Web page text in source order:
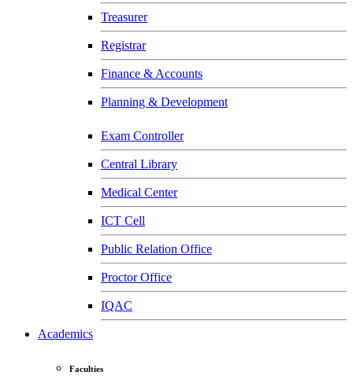
Treasurer
Registrar
Finance & Accounts
Planning & Development
Exam Controller
Central Library
Medical Center
ICT Cell
Public Relation Office
Proctor Office
IQAC
Academics
Faculties